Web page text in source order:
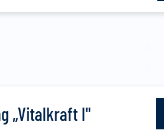
„Vitalkraft I"